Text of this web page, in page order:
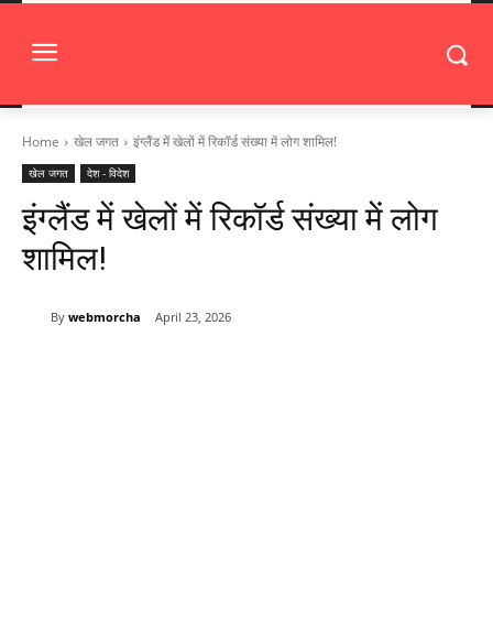
Home खेल जगत इंग्लैंड में खेलों में रिकॉर्ड संख्या में लोग शामिल!
खेल जगत देश - विदेश
इंग्लैंड में खेलों में रिकॉर्ड संख्या में लोग
शामिल!
By webmorcha April 23, 2026